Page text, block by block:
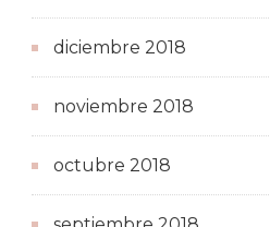
diciembre 2018
noviembre 2018
octubre 2018